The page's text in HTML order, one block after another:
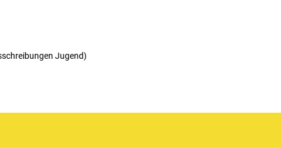
Jugend)